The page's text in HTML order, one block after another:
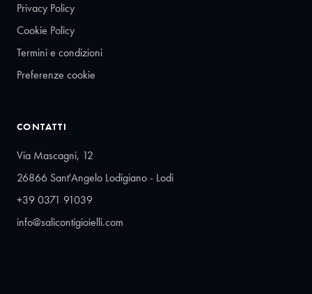
Privacy Policy
Cookie Policy
Termini e condizioni
Preferenze cookie
CONTATTI
Via Mascagni, 12
26866 Sant'Angelo Lodigiano - Lodi
+39 0371 91039
info@salicontigioielli.com